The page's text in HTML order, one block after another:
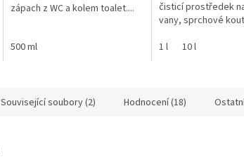
zápach z WC a kolem toalet....
500 ml
čisticí prostředek
vany, sprchové
1 l
10 l
Související soubory (2) Hodnocení (18)